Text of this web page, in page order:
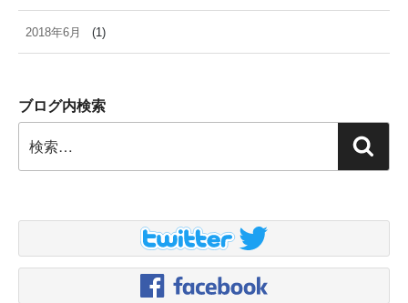
2018年6月 (1)
ブログ内検索
索